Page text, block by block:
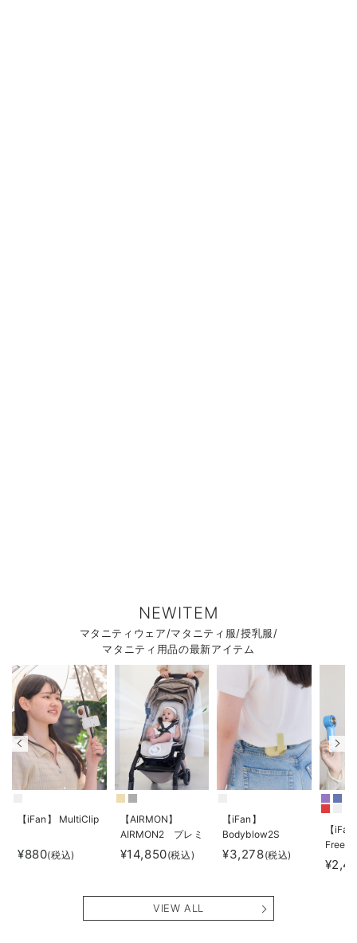
NEWITEM
マタニティウェア/マタニティ服/授乳服/
マタニティ用品の最新アイテム
【iFan】 MultiClip
¥880(税込)
【AIRMON】
AIRMON2 プレミ
アム
¥14,850(税込)
【iFan】
Bodyblow2S
¥3,278(税込)
【
Freeze
VIEW ALL